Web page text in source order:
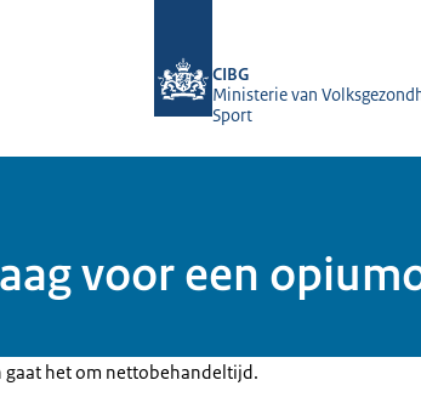
CIBG
Ministerie van
Sport
voor een
het om nettobehandeltijd.